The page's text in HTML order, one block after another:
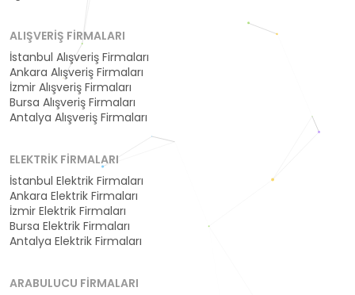
ALIŞVERIŞ FIRMALARI
İstanbul Alışveriş Firmaları
Ankara Alışveriş Firmaları
İzmir Alışveriş Firmaları
Bursa Alışveriş Firmaları
Antalya Alışveriş Firmaları
ELEKTRIK FIRMALARI
İstanbul Elektrik Firmaları
Ankara Elektrik Firmaları
İzmir Elektrik Firmaları
Bursa Elektrik Firmaları
Antalya Elektrik Firmaları
ARABULUCU FIRMALARI